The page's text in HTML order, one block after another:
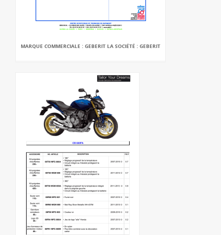
MARQUE COMMERCIALE : GEBERIT LA SOCIÉTÉ : GEBERIT